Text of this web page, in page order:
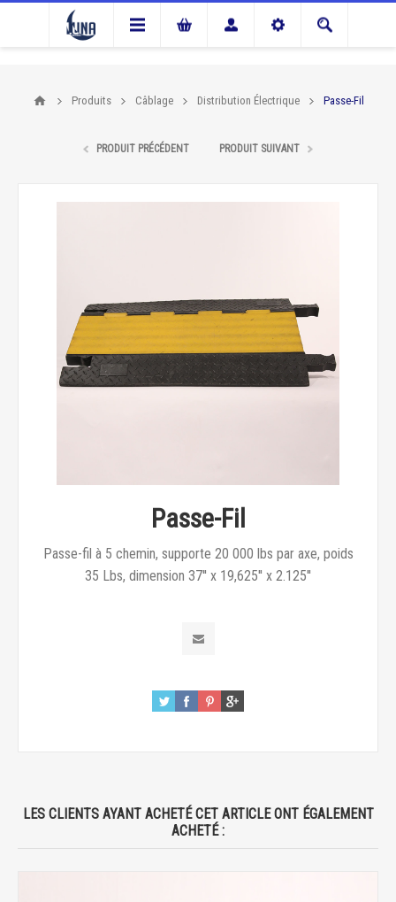
Produits Câblage Distribution Électrique Passe-Fil
PRODUIT PRÉCÉDENT PRODUIT SUIVANT
Passe-Fil
Passe-fil à 5 chemin, supporte 20 000 lbs par axe, poids
35 Lbs, dimension 37'' x 19,625'' x 2.125''
LES CLIENTS AYANT ACHETÉ CET ARTICLE ONT ÉGALEMENT
ACHETÉ :